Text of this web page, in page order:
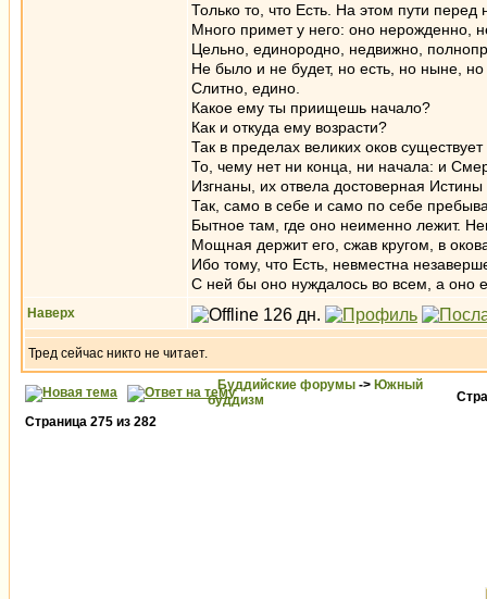
Только то, что Есть. На этом пути перед
Много примет у него: оно нерожденно,
Цельно, единородно, недвижно,
Не было и не будет, но есть, но ныне, но
Слитно, едино.
Какое ему ты приищешь начало?
Как и откуда ему возрасти?
Так в пределах великих оков
То, чему нет ни конца, ни начала: и
Изгнаны, их отвела достоверная Истины
Так, само в себе и само по себе
Бытное там, где оно неи­мен­но лежит.
Мощная держит его, сжав кругом, в
Ибо тому, что Есть, невместна
С ней бы оно нуждалось во всем, а оно
Наверх
Тред сейчас никто не читает.
Буддийские форумы -> Южный
буддизм
Страница 275 из 282